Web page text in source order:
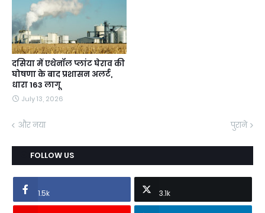
दसिया में एथेनॉल प्लांट घेराव की
घोषणा के बाद प्रशासन अलर्ट,
धारा 163 लागू
July 13, 2026
और नया पुराने
FOLLOW US
1.5k 3.1k